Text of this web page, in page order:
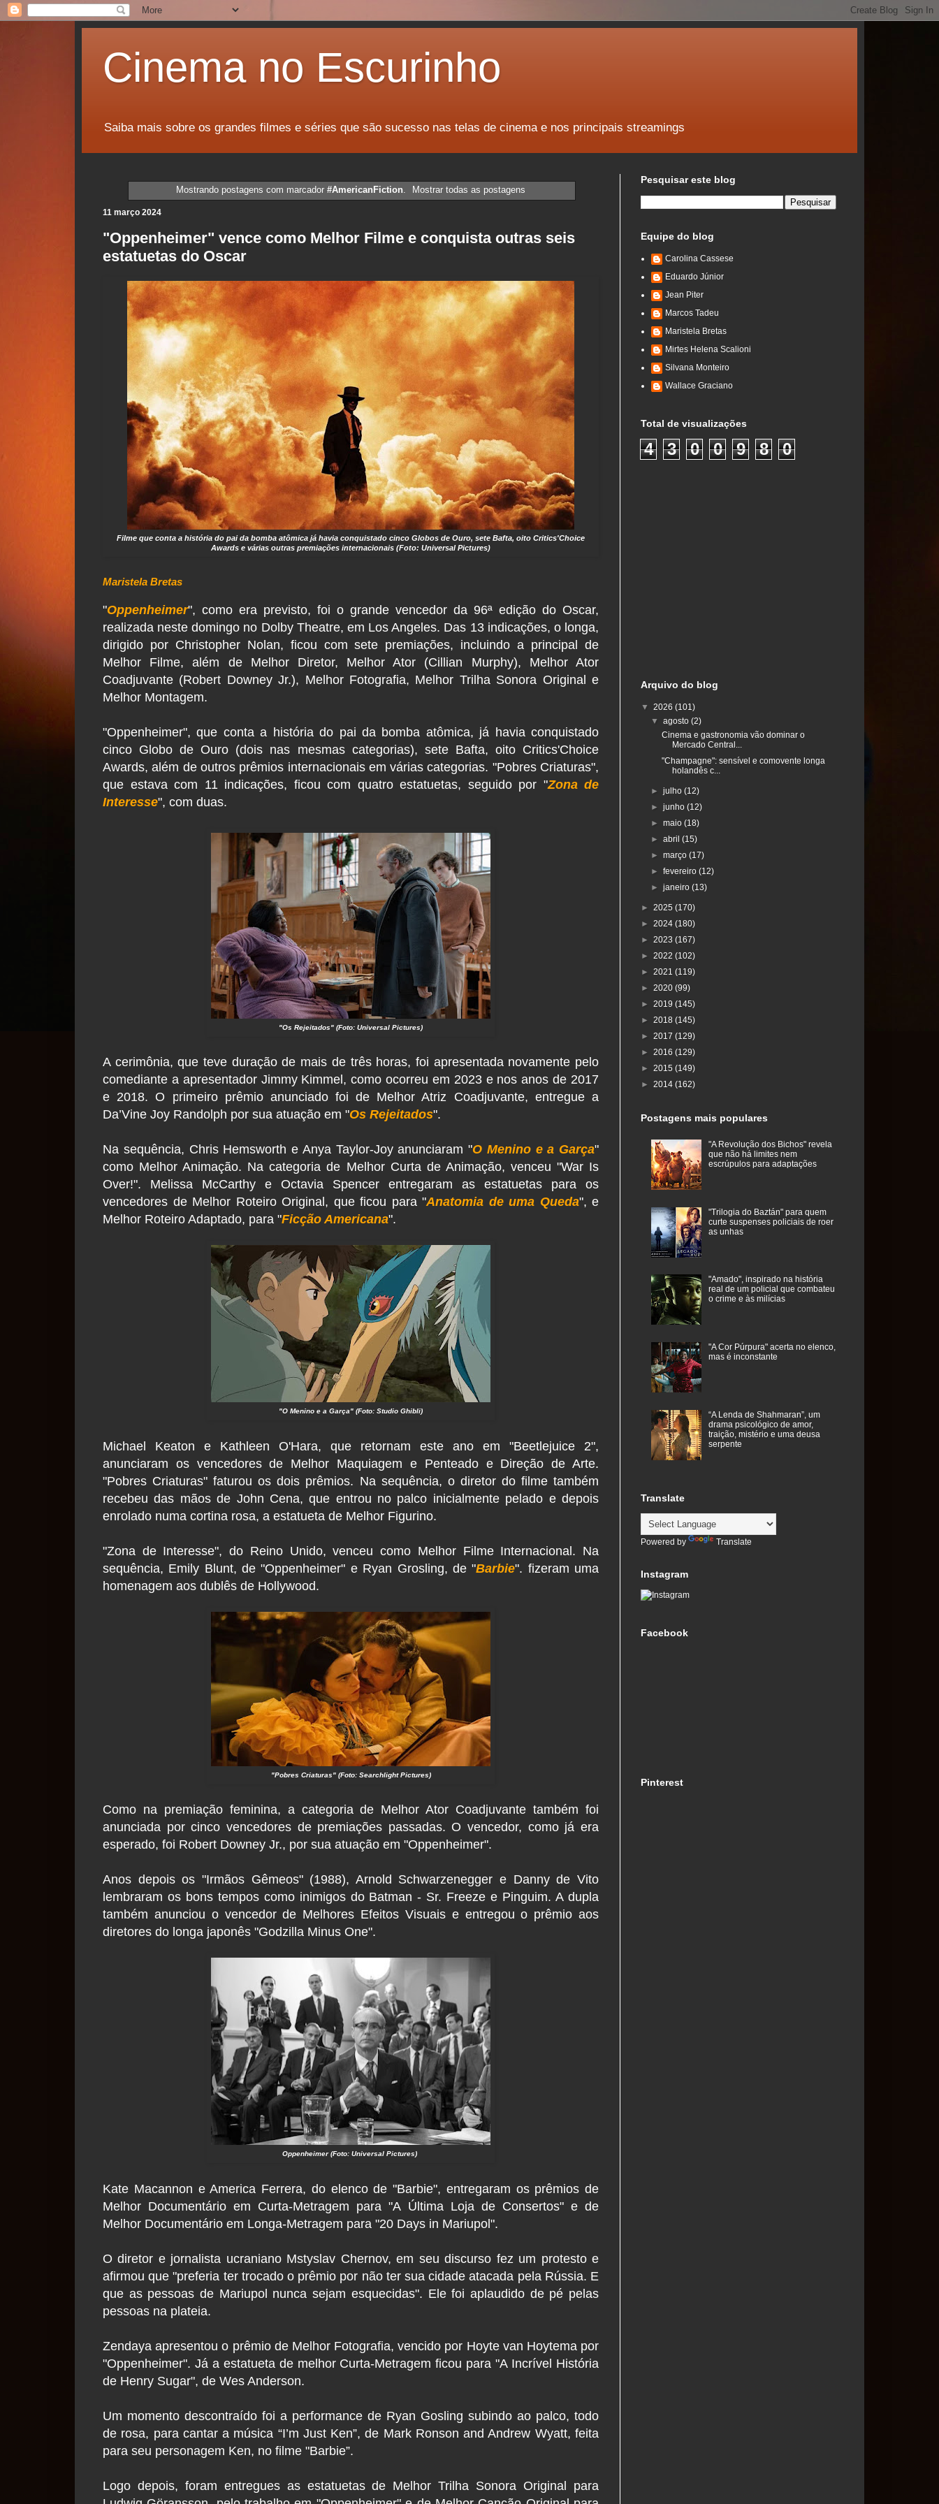
Cinema no Escurinho
Saiba mais sobre os grandes filmes e séries que são sucesso nas telas de cinema e nos principais streamings
Mostrando postagens com marcador #AmericanFiction. Mostrar todas as postagens
11 março 2024
"Oppenheimer" vence como Melhor Filme e conquista outras seis
estatuetas do Oscar
Filme que conta a história do pai da bomba atômica já havia conquistado cinco Globos de Ouro, sete Bafta, oito Critics'Choice
Awards e várias outras premiações internacionais (Foto: Universal Pictures)
Maristela Bretas
"Oppenheimer", como era previsto, foi o grande vencedor da 96ª edição do Oscar,
realizada neste domingo no Dolby Theatre, em Los Angeles. Das 13 indicações, o longa,
dirigido por Christopher Nolan, ficou com sete premiações, incluindo a principal de
Melhor Filme, além de Melhor Diretor, Melhor Ator (Cillian Murphy), Melhor Ator
Coadjuvante (Robert Downey Jr.), Melhor Fotografia, Melhor Trilha Sonora Original e
Melhor Montagem.
"Oppenheimer", que conta a história do pai da bomba atômica, já havia conquistado
cinco Globo de Ouro (dois nas mesmas categorias), sete Bafta, oito Critics'Choice
Awards, além de outros prêmios internacionais em várias categorias. "Pobres Criaturas",
que estava com 11 indicações, ficou com quatro estatuetas, seguido por "Zona de
Interesse", com duas.
"Os Rejeitados" (Foto: Universal Pictures)
A cerimônia, que teve duração de mais de três horas, foi apresentada novamente pelo
comediante a apresentador Jimmy Kimmel, como ocorreu em 2023 e nos anos de 2017
e 2018. O primeiro prêmio anunciado foi de Melhor Atriz Coadjuvante, entregue a
Da’Vine Joy Randolph por sua atuação em "Os Rejeitados".
Na sequência, Chris Hemsworth e Anya Taylor-Joy anunciaram "O Menino e a Garça"
como Melhor Animação. Na categoria de Melhor Curta de Animação, venceu "War Is
Over!". Melissa McCarthy e Octavia Spencer entregaram as estatuetas para os
vencedores de Melhor Roteiro Original, que ficou para "Anatomia de uma Queda", e
Melhor Roteiro Adaptado, para "Ficção Americana".
"O Menino e a Garça" (Foto: Studio Ghibli)
Michael Keaton e Kathleen O'Hara, que retornam este ano em "Beetlejuice 2",
anunciaram os vencedores de Melhor Maquiagem e Penteado e Direção de Arte.
"Pobres Criaturas" faturou os dois prêmios. Na sequência, o diretor do filme também
recebeu das mãos de John Cena, que entrou no palco inicialmente pelado e depois
enrolado numa cortina rosa, a estatueta de Melhor Figurino.
"Zona de Interesse", do Reino Unido, venceu como Melhor Filme Internacional. Na
sequência, Emily Blunt, de "Oppenheimer" e Ryan Grosling, de "Barbie". fizeram uma
homenagem aos dublês de Hollywood.
"Pobres Criaturas" (Foto: Searchlight Pictures)
Como na premiação feminina, a categoria de Melhor Ator Coadjuvante também foi
anunciada por cinco vencedores de premiações passadas. O vencedor, como já era
esperado, foi Robert Downey Jr., por sua atuação em "Oppenheimer".
Anos depois os "Irmãos Gêmeos" (1988), Arnold Schwarzenegger e Danny de Vito
lembraram os bons tempos como inimigos do Batman - Sr. Freeze e Pinguim. A dupla
também anunciou o vencedor de Melhores Efeitos Visuais e entregou o prêmio aos
diretores do longa japonês "Godzilla Minus One".
Oppenheimer (Foto: Universal Pictures)
Kate Macannon e America Ferrera, do elenco de "Barbie", entregaram os prêmios de
Melhor Documentário em Curta-Metragem para "A Última Loja de Consertos" e de
Melhor Documentário em Longa-Metragem para "20 Days in Mariupol".
O diretor e jornalista ucraniano Mstyslav Chernov, em seu discurso fez um protesto e
afirmou que "preferia ter trocado o prêmio por não ter sua cidade atacada pela Rússia. E
que as pessoas de Mariupol nunca sejam esquecidas". Ele foi aplaudido de pé pelas
pessoas na plateia.
Zendaya apresentou o prêmio de Melhor Fotografia, vencido por Hoyte van Hoytema por
"Oppenheimer". Já a estatueta de melhor Curta-Metragem ficou para "A Incrível História
de Henry Sugar", de Wes Anderson.
Um momento descontraído foi a performance de Ryan Gosling subindo ao palco, todo
de rosa, para cantar a música “I’m Just Ken”, de Mark Ronson and Andrew Wyatt, feita
para seu personagem Ken, no filme "Barbie”.
Logo depois, foram entregues as estatuetas de Melhor Trilha Sonora Original para
Pesquisar este blog
Equipe do blog
Carolina Cassese
Eduardo Júnior
Jean Piter
Marcos Tadeu
Maristela Bretas
Mirtes Helena Scalioni
Silvana Monteiro
Wallace Graciano
Total de visualizações
4 3 0 0 9 8 0
Arquivo do blog
▼ 2026 (101)
▼agosto(2)
Cinema e gastronomia vão dominar o
Mercado Central...
"Champagne": sensível e comovente longa
holandês c...
►julho(12)
►junho(12)
►maio(18)
►abril(15)
►março(17)
►fevereiro(12)
►janeiro(13)
► 2025 (170)
► 2024 (180)
► 2023 (167)
► 2022 (102)
► 2021 (119)
► 2020 (99)
► 2019 (145)
► 2018 (145)
► 2017 (129)
► 2016 (129)
► 2015 (149)
► 2014 (162)
Postagens mais populares
"A Revolução dos Bichos" revela
que não há limites nem
escrúpulos para adaptações
"Trilogia do Baztán" para quem
curte suspenses policiais de roer
as unhas
"Amado", inspirado na história
real de um policial que combateu
o crime e às milícias
"A Cor Púrpura" acerta no elenco,
mas é inconstante
“A Lenda de Shahmaran”, um
drama psicológico de amor,
traição, mistério e uma deusa
serpente
Translate
Powered by Translate
Instagram
Facebook
Pinterest